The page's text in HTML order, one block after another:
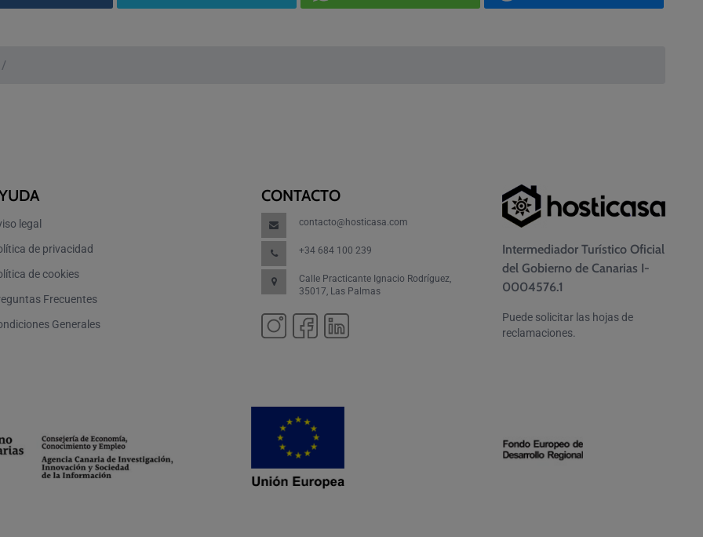
/
legal
de privacidad
de cookies
Frecuentes
Generales
CONTACTO
contacto@hosticasa.com
+34 684 100 239
Calle Practicante Ignacio Rodríguez,
35017, Las Palmas
Intermediador Turístico Oficial
del Gobierno de Canarias I-
0004576.1
Puede solicitar las hojas de
reclamaciones.